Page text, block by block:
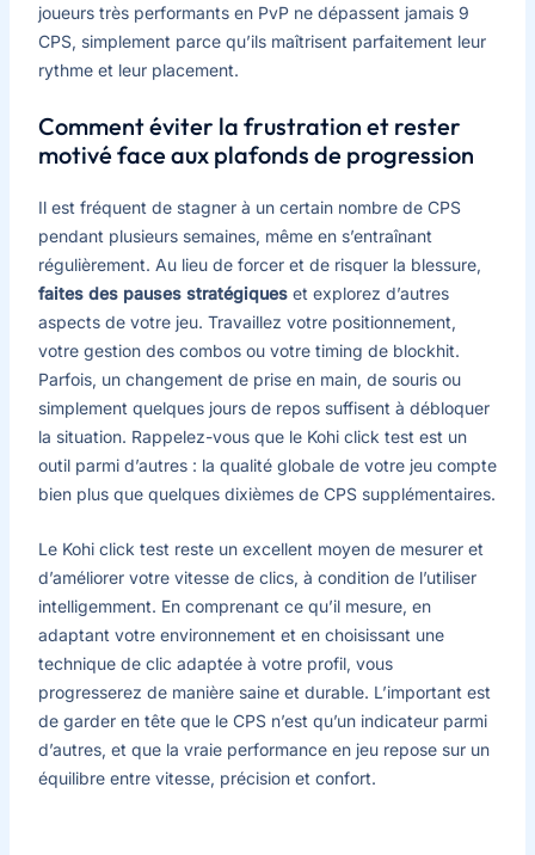
joueurs très performants en PvP ne dépassent jamais 9
CPS, simplement parce qu’ils maîtrisent parfaitement leur
rythme et leur placement.
Comment éviter la frustration et rester
motivé face aux plafonds de progression
Il est fréquent de stagner à un certain nombre de CPS
pendant plusieurs semaines, même en s’entraînant
régulièrement. Au lieu de forcer et de risquer la blessure,
faites des pauses stratégiqueset explorez d’autres
aspects de votre jeu. Travaillez votre positionnement,
votre gestion des combos ou votre timing de blockhit.
Parfois, un changement de prise en main, de souris ou
simplement quelques jours de repos suffisent à débloquer
la situation. Rappelez-vous que le Kohi click test est un
outil parmi d’autres : la qualité globale de votre jeu compte
bien plus que quelques dixièmes de CPS supplémentaires.
Le Kohi click test reste un excellent moyen de mesurer et
d’améliorer votre vitesse de clics, à condition de l’utiliser
intelligemment. En comprenant ce qu’il mesure, en
adaptant votre environnement et en choisissant une
technique de clic adaptée à votre profil, vous
progresserez de manière saine et durable. L’important est
de garder en tête que le CPS n’est qu’un indicateur parmi
d’autres, et que la vraie performance en jeu repose sur un
équilibre entre vitesse, précision et confort.